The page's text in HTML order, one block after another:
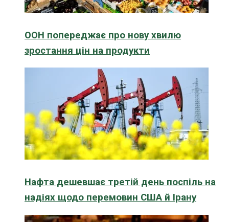
ООН попереджає про нову хвилю
зростання цін на продукти
Нафта дешевшає третій день поспіль на
надіях щодо перемовин США й Ірану